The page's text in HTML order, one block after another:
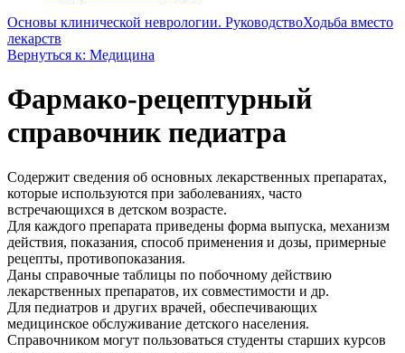
Основы клинической неврологии. РуководствоХодьба вместо
лекарств
Вернуться к: Медицина
Фармако-рецептурный
справочник педиатра
Содержит сведения об основных лекарственных препаратах,
которые используются при заболеваниях, часто
встречающихся в детском возрасте.
Для каждого препарата приведены форма выпуска, механизм
действия, показания, способ применения и дозы, примерные
рецепты, противопоказания.
Даны справочные таблицы по побочному действию
лекарственных препаратов, их совместимости и др.
Для педиатров и других врачей, обеспечивающих
медицинское обслуживание детского населения.
Справочником могут пользоваться студенты старших курсов